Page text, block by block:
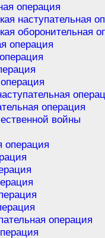
операция
наступательная
оборонительная
операция
операция
войны
операция
операция